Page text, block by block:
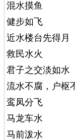
混水摸鱼
健步如飞
近水楼台先得月
救民水火
君子之交淡如水
流水不腐，户枢
鸾凤分飞
马龙车水
马前泼水